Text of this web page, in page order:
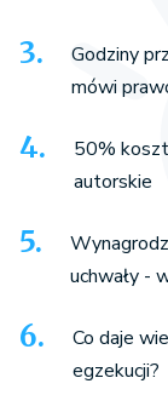
Godziny
mówi
50%
autorskie
uchwały -
Co daje
egzekucji?